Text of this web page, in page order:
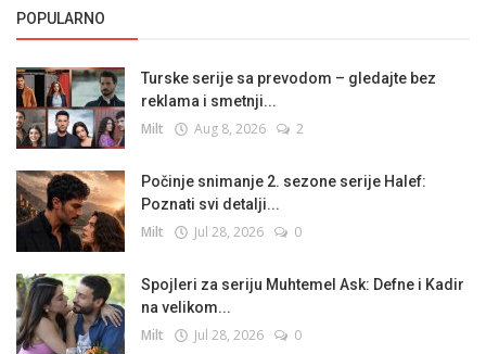
POPULARNO
Turske serije sa prevodom – gledajte bez
reklama i smetnji...
Milt Aug 8, 2026 2
Počinje snimanje 2. sezone serije Halef:
Poznati svi detalji...
Milt Jul 28, 2026 0
Spojleri za seriju Muhtemel Ask: Defne i Kadir
na velikom...
Milt Jul 28, 2026 0